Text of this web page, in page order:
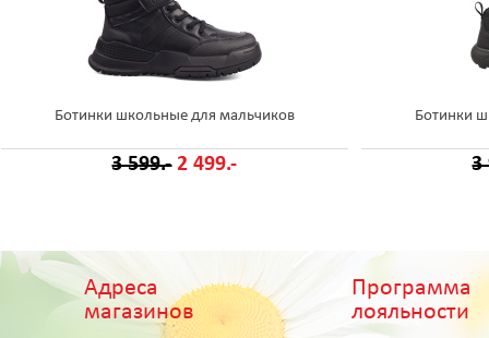
Ботинки школьные для мальчиков
3 599.- 2 499.-
Ботинки
3
Адреса
магазинов
Программа
лояльности